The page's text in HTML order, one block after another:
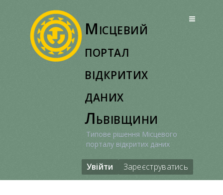
Місцевий
портал
відкритих
даних
Львівщини
Типове рішення Місцевого
порталу відкритих даних
Увійти Зареєструватись